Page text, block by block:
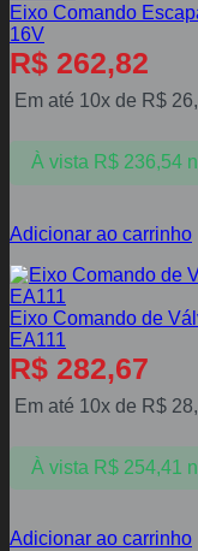
Eixo Comando
16V
R$ 262,82
Em até 10x de R$
À vista R$236,54
Adicionar ao carrinho
Eixo Comando de
EA111
R$ 282,67
Em até 10x de R$
À vista R$254,41
Adicionar ao carrinho